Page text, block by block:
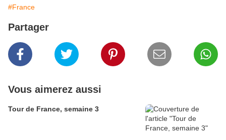
#France
Partager
Vous aimerez aussi
Tour de France, semaine 3